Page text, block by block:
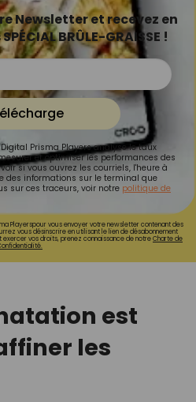
Newsletter et recevez en
BRÛLE-GRAISSE !
Prisma Players analyse le taux
et optimiser les performances des
si vous ouvrez les courriels, l'heure à
des informations sur le terminal que
sur ces traceurs, voir notre politique de
Playerspour vous envoyer votre newsletter contenant des
vous désinscrire en utilisant le lien de désabonnement
vos droits, prenez connaissance de notreCharte de
est
les